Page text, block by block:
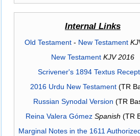
Internal Links
Old Testament- New Testament
New Testament KJV 2016
Scrivener's 1894 Textus
2016 Urdu New Testament(TR
Russian Synodal Version (TR
Reina Valera Gómez Spanish (TR
Marginal Notes in the 1611